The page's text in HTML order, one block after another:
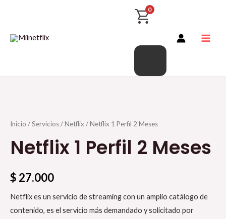
contenido
0
Inicio /Servicios/Netflix/ Netflix 1 Perfil 2 Meses
Netflix 1 Perfil 2 Meses
$ 27.000
Netflix es un servicio de streaming con un amplio catálogo de
contenido, es el servicio más demandado y solicitado por
carrito